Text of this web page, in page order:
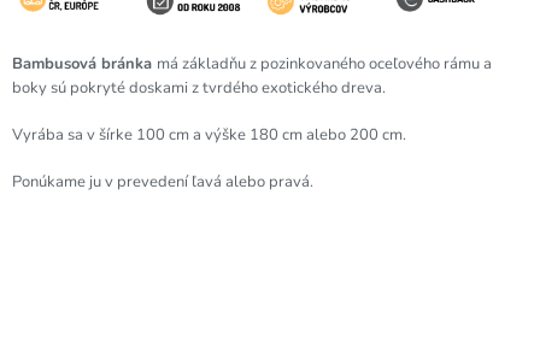
Bambusová bránka má základňu z pozinkovaného oceľového rámu a
boky sú pokryté doskami z tvrdého exotického dreva.
Vyrába sa v šírke 100 cm a výške 180 cm alebo 200 cm.
Ponúkame ju v prevedení ľavá alebo pravá.